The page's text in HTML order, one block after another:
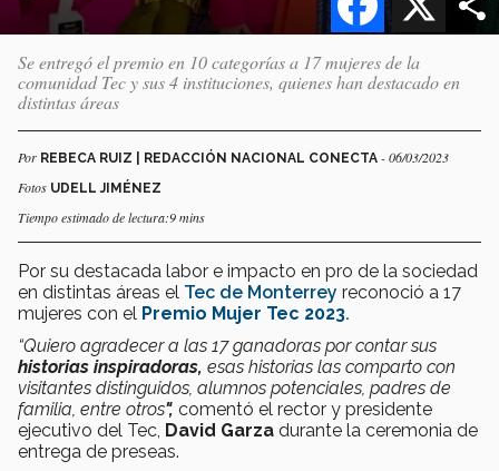
Se entregó el premio en 10 categorías a 17 mujeres de la
comunidad Tec y sus 4 instituciones, quienes han destacado en
distintas áreas
Por REBECA RUIZ | REDACCIÓN NACIONAL CONECTA - 06/03/2023
Fotos UDELL JIMÉNEZ
Tiempo estimado de lectura:9 mins
Por su destacada labor e impacto en pro de la sociedad
en distintas áreas el Tec de Monterrey reconoció a 17
mujeres con el Premio Mujer Tec 2023.
“Quiero agradecer a las 17 ganadoras por contar sus
historias inspiradoras, esas historias las comparto con
visitantes distinguidos, alumnos potenciales, padres de
familia, entre otros", comentó el rector y presidente
ejecutivo del Tec, David Garza durante la ceremonia de
entrega de preseas.